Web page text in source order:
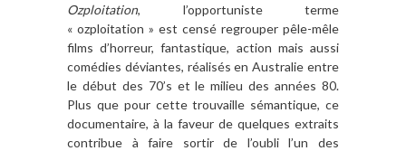
Ozploitation, l’opportuniste terme
« ozploitation » est censé regrouper pêle-mêle
films d’horreur, fantastique, action mais aussi
comédies déviantes, réalisés en Australie entre
le début des 70’s et le milieu des années 80.
Plus que pour cette trouvaille sémantique, ce
documentaire, à la faveur de quelques extraits
contribue à faire sortir de l’oubli l’un des